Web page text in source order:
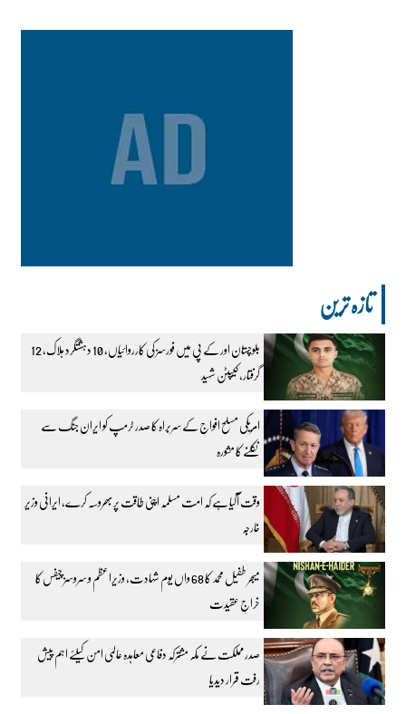
تازہ ترین
بلوچستان اور کے پی میں فورسز کی کارروائیاں، 10 دہشتگرد ہلاک، 12
گرفتار، کیپٹن شہید
امریکی مسلح افواج کے سربراہ کا صدر ٹرمپ کو ایران جنگ سے
نکلنے کا مشورہ
وقت آگیا ہے کہ امت مسلمہ اپنی طاقت پر بھروسہ کرے، ایرانی وزیر
خارجہ
میجر طفیل محمد کا 68 واں یوم شہادت، وزیراعظم و سروسز چیفس کا
خراجِ عقیدت
صدر مملکت نے مکہ مشترکہ دفاعی معاہدہ عالمی امن کیلئے اہم پیش
رفت قرار دیدیا